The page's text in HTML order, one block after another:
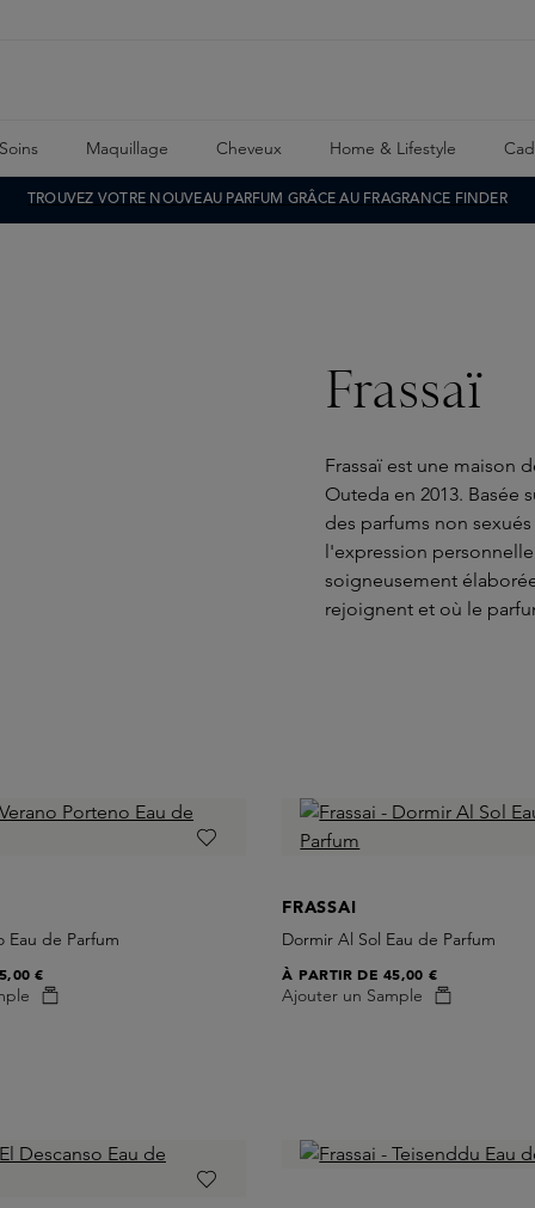
Soins Maquillage Cheveux Home & Lifestyle
TROUVEZ VOTRE NOUVEAU PARFUM GRÂCE AU FRAGRANCE FINDER
Frassaï
Frassaï est une maison
Outeda en 2013. Basée
des parfums non
l'expression
soigneusement
rejoignent et où le
Eau de Parfum
€
FRASSAI
Dormir Al Sol Eau de Parfum
Ajouter un Sample
À PARTIR DE45,00 €